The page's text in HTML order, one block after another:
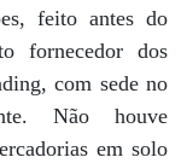
feito antes do
fornecedor dos
com sede no
Não houve
em solo